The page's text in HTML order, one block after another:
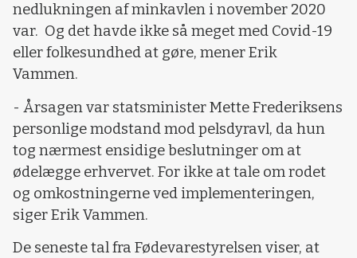
nedlukningen af minkavlen i november 2020
var. Og det havde ikke så meget med Covid-19
eller folkesundhed at gøre, mener Erik
Vammen.
- Årsagen var statsminister Mette Frederiksens
personlige modstand mod pelsdyravl, da hun
tog nærmest ensidige beslutninger om at
ødelægge erhvervet. For ikke at tale om rodet
og omkostningerne ved implementeringen,
siger Erik Vammen.
De seneste tal fra Fødevarestyrelsen viser, at